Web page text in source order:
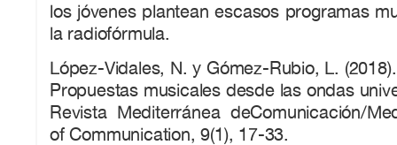
los jóvenes plantean escasos programas
la radiofórmula.
López-Vidales, N. y Gómez-Rubio, L.
Propuestas musicales desde las ondas
Revista Mediterránea deComunicación/
of Communication, 9(1), 17-33.